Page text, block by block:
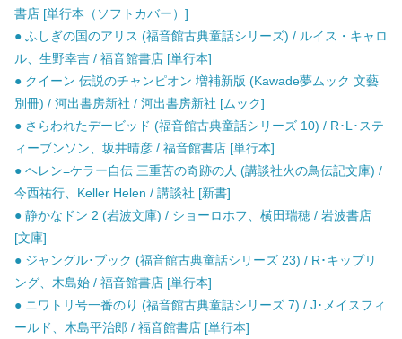
書店 [単行本（ソフトカバー）]
● ふしぎの国のアリス (福音館古典童話シリーズ) / ルイス・キャロ
ル、生野幸吉 / 福音館書店 [単行本]
● クイーン 伝説のチャンピオン 増補新版 (Kawade夢ムック 文藝
別冊) / 河出書房新社 / 河出書房新社 [ムック]
● さらわれたデービッド (福音館古典童話シリーズ 10) / R･L･ステ
ィーブンソン、坂井晴彦 / 福音館書店 [単行本]
● ヘレン=ケラー自伝 三重苦の奇跡の人 (講談社火の鳥伝記文庫) /
今西祐行、Keller Helen / 講談社 [新書]
● 静かなドン 2 (岩波文庫) / ショーロホフ、横田瑞穂 / 岩波書店
[文庫]
● ジャングル･ブック (福音館古典童話シリーズ 23) / R･キップリ
ング、木島始 / 福音館書店 [単行本]
● ニワトリ号一番のり (福音館古典童話シリーズ 7) / J･メイスフィ
ールド、木島平治郎 / 福音館書店 [単行本]